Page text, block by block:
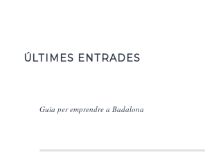
ÚLTIMES ENTRADES
Guia per emprendre a Badalona